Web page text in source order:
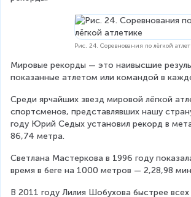
Рис. 24. Соревнования по лёгкой
Мировые рекорды — это наивысшие
показанные атлетом или командой в
Среди ярчайших звезд мировой лёгкой
спортсменов, представлявших нашу
году Юрий Седых установил рекорд в
86,74 метра.
Светлана Мастеркова в 1996 году
время в беге на 1000 метров — 2,28,98
В 2011 году Лилия Шобухова быстрее